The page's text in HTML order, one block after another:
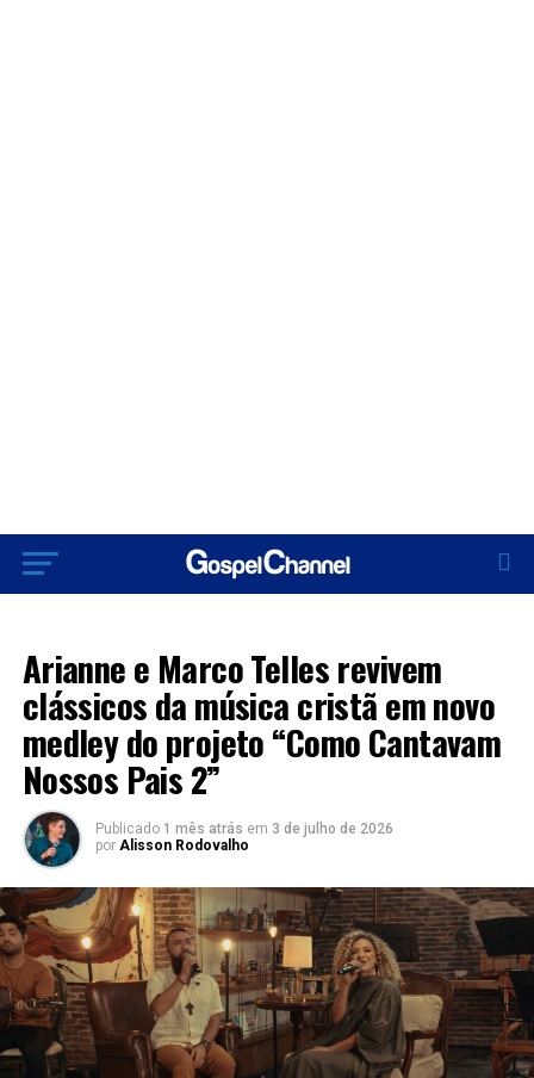
Arianne e Marco Telles revivem
clássicos da música cristã em novo
medley do projeto “Como Cantavam
Nossos Pais 2”
Publicado 1 mês atrás em 3 de julho de 2026
por Alisson Rodovalho